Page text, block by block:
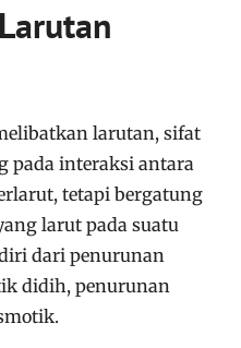
larutan, sifat
pada interaksi antara
tetapi bergatung
larut pada suatu
dari penurunan
didih, penurunan
.